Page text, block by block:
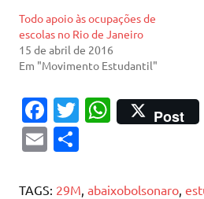
Todo apoio às ocupações de
escolas no Rio de Janeiro
15 de abril de 2016
Em "Movimento Estudantil"
Fa
c
e
b
T
te
W
h
s
Post
E
ai ar
TAGS: 29M abaixobolsonaro